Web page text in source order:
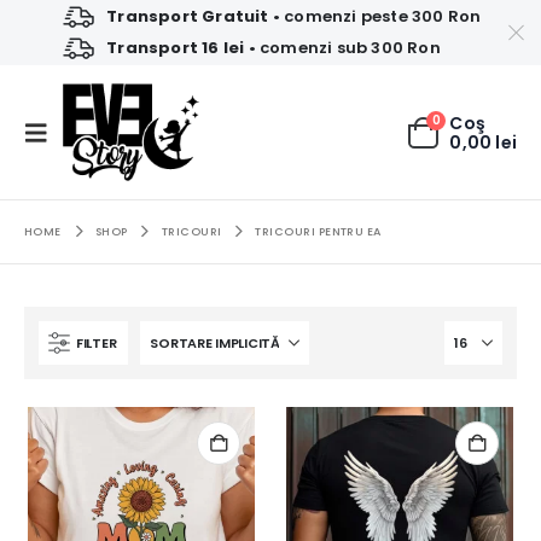
Transport Gratuit • comenzi peste 300 Ron
Transport 16 lei • comenzi sub 300 Ron
0 Coş
0,00 lei
HOME SHOP TRICOURI TRICOURI PENTRU EA
FILTER